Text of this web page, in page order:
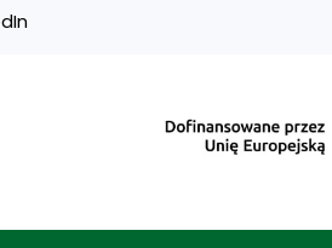
koninie